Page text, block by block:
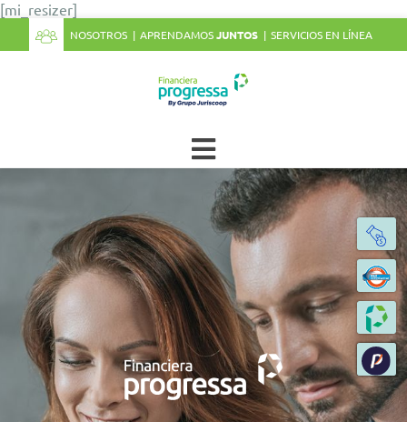
[mi_resizer]
NOSOTROS APRENDAMOSJUNTOS SERVICIOS EN LÍNEA